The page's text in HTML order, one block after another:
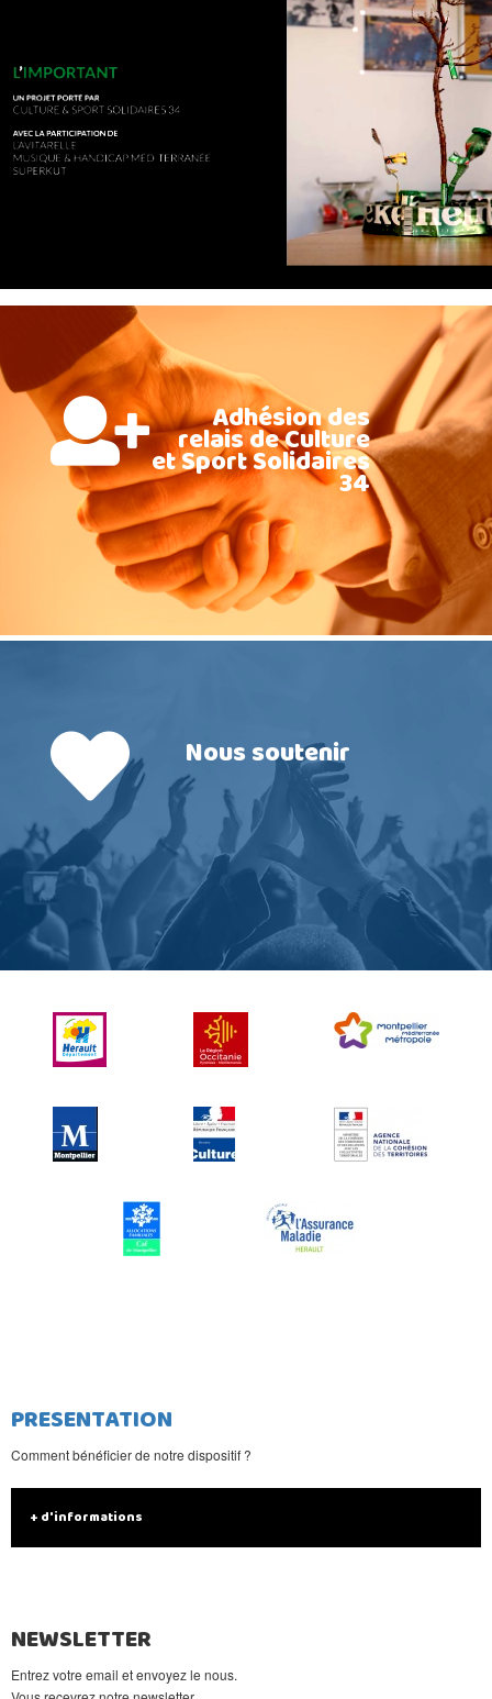
Adhésion des
relais de Culture
et Sport Solidaires
34
Nous soutenir
PRESENTATION
Comment bénéficier de notre dispositif ?
+ d'informations
NEWSLETTER
Entrez votre email et envoyez le nous.